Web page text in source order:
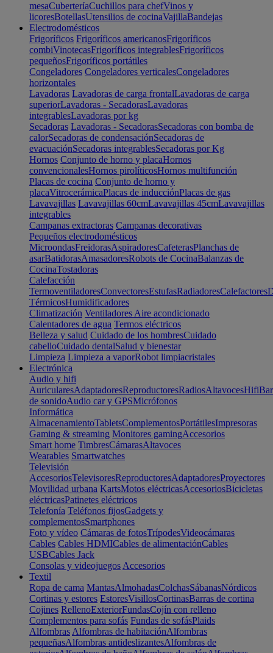
mesaCuberteríaCuchillos para chefVinos y
licoresBotellasUtensilios de cocinaVajillaBandejas
Electrodomésticos
Frigoríficos Frigoríficos americanosFrigoríficos
combiVinotecasFrigoríficos integrablesFrigoríficos
pequeñosFrigoríficos portátiles
Congeladores Congeladores verticalesCongeladores
horizontales
Lavadoras Lavadoras de carga frontalLavadoras de carga
superiorLavadoras - SecadorasLavadoras
integrablesLavadoras por kg
Secadoras Lavadoras - SecadorasSecadoras con bomba de
calorSecadoras de condensaciónSecadoras de
evacuaciónSecadoras integrablesSecadoras por Kg
Hornos Conjunto de horno y placaHornos
convencionalesHornos pirolíticosHornos multifunción
Placas de cocina Conjunto de horno y
placaVitrocerámicaPlacas de inducciónPlacas de gas
Lavavajillas Lavavajillas 60cmLavavajillas 45cmLavavajillas
integrables
Campanas extractoras Campanas decorativas
Pequeños electrodomésticos
MicroondasFreidorasAspiradoresCafeterasPlanchas de
asarBatidorasAmasadoresRobots de CocinaBalanzas de
CocinaTostadoras
Calefacción
TermoventiladoresConvectoresEstufasRadiadoresCalefactores
TérmicosHumidificadores
Climatización Ventiladores Aire acondicionado
Calentadores de agua Termos eléctricos
Belleza y salud Cuidado de los hombresCuidado
cabelloCuidado dentalSalud y bienestar
Limpieza Limpieza a vaporRobot limpiacristales
Electrónica
Audio y hifi
AuricularesAdaptadoresReproductoresRadiosAltavocesHifi
de sonidoAudio car y GPSMicrófonos
Informática
AlmacenamientoTabletsComplementosPortátilesImpresoras
Gaming & streaming Monitores gamingAccesorios
Smart home TimbresCámarasAltavoces
Wearables Smartwatches
Televisión
AccesoriosTelevisoresReproductoresAdaptadoresProyectores
Movilidad urbana KartsMotos eléctricasAccesoriosBicicletas
eléctricasPatinetes eléctricos
Telefonía Teléfonos fijosGadgets y
complementosSmartphones
Foto y vídeo Cámaras de fotosTrípodesVideocámaras
Cables Cables HDMICables de alimentaciónCables
USBCables Jack
Consolas y videojuegos Accesorios
Textil
Ropa de cama MantasAlmohadasColchasSábanasNórdicos
Cortinas y estores EstoresVisillosCortinasBarras de cortina
Cojines RellenoExteriorFundasCojín con relleno
Complementos para sofás Fundas de sofásPlaids
Alfombras Alfombras de habitaciónAlfombras
pequeñasAlfombras antideslizantesAlfombras de